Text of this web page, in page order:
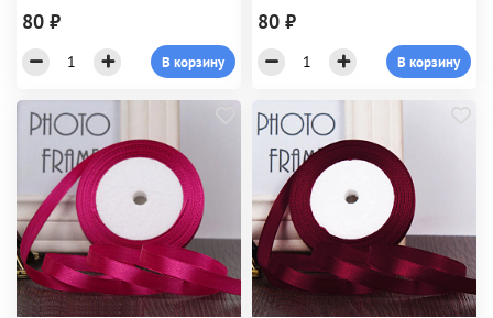
80 ₽
В корзину
80 ₽
В корзину